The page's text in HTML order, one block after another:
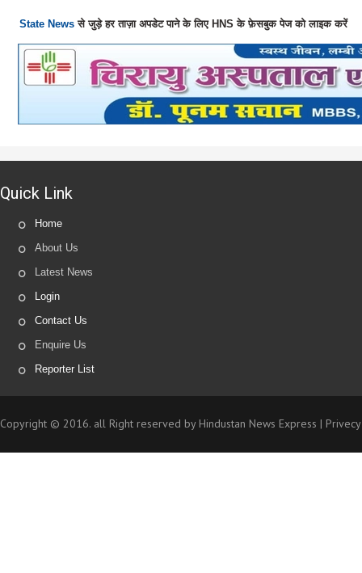
State News से जुड़े हर ताज़ा अपडेट पाने के लिए HNS के फ़ेसबुक पेज को लाइक करें
Quick Link
Home
About Us
Latest News
Login
Contact Us
Enquire Us
Reporter List
Copyright © 2016. all Right reserved by Hindustan News Express |